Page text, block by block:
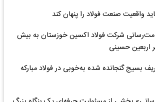
واقعیت صنعت فولاد را پنهان کند
شرکت فولاد اکسین خوزستان به بیش
بسیج گنجانده شده به‌خوبی در فولاد مبارکه